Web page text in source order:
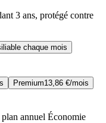
3 ans, protégé contre
chaque mois
Premium13,86 €/mois
annuel Économie